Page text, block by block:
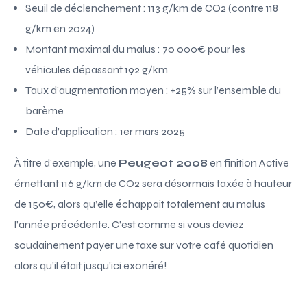
Seuil de déclenchement : 113 g/km de CO2 (contre 118
g/km en 2024)
Montant maximal du malus : 70 000€ pour les
véhicules dépassant 192 g/km
Taux d’augmentation moyen : +25% sur l’ensemble du
barème
Date d’application : 1er mars 2025
À titre d’exemple, une Peugeot 2008 en finition Active
émettant 116 g/km de CO2 sera désormais taxée à hauteur
de 150€, alors qu’elle échappait totalement au malus
l’année précédente. C’est comme si vous deviez
soudainement payer une taxe sur votre café quotidien
alors qu’il était jusqu’ici exonéré!